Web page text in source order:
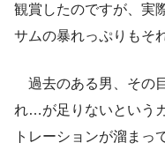
観賞したのですが、実
サムの暴れっぷりもそ
過去のある男、その
れ…が足りないという
トレーションが溜まっ